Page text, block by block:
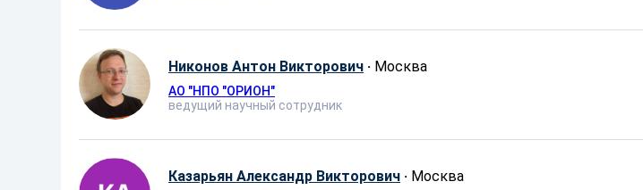
Никонов Антон Викторович · Москва
АО ″НПО ″ОРИОН″
ведущий научный сотрудник
Казарьян Александр Викторович · Москва